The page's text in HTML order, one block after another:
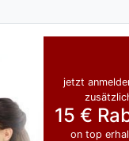
jetzt
15 €
on top